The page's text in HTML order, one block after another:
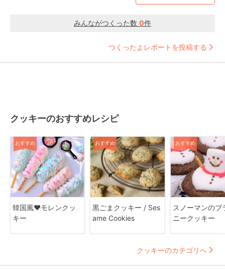
みんながつくった数 0件
つくったよレポートを投稿する
クッキーのおすすめレシピ
おすすめ
韓国風♥モレンクッ
キー
おすすめ
黒ごまクッキー / Ses
ame Cookies
おすすめ
スノーマンのブ
ニークッキー
クッキーのカテゴリへ